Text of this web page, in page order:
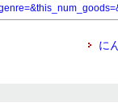
に